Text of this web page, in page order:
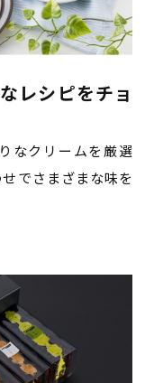
レシピをチョ
なクリームを厳選
でさまざまな味を